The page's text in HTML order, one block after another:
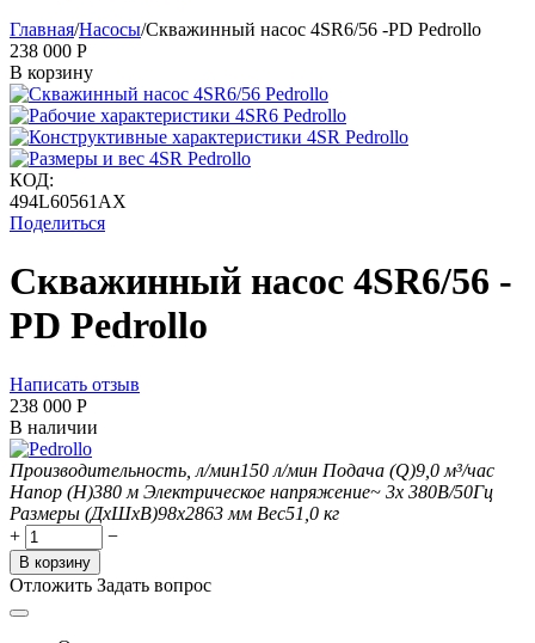
Главная/Насосы/Скважинный насос 4SR6/56 -PD Pedrollo
238 000 Р
В корзину
КОД:
494L60561AX
Поделиться
Скважинный насос 4SR6/56 -
PD Pedrollo
Написать отзыв
238 000 Р
В наличии
Производительность, л/мин150 л/мин Подача (Q)9,0 м³/час
Напор (H)380 м Электрическое напряжение~ 3x 380В/50Гц
Размеры (ДхШxВ)98х2863 мм Вес51,0 кг
+
−
В корзину
Отложить Задать вопрос